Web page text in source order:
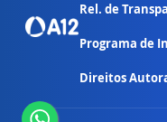
Rel. de
Programa de
Direitos